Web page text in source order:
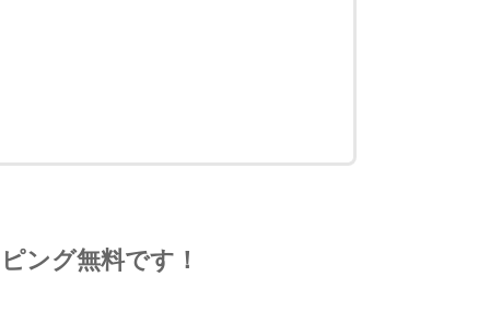
ング無料です！